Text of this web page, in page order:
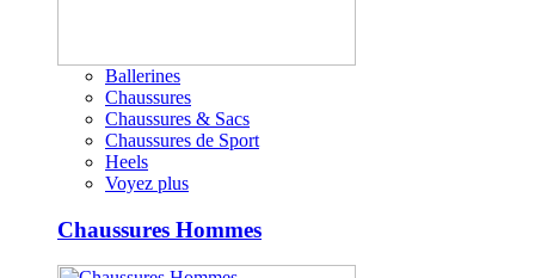
Ballerines
Chaussures
Chaussures & Sacs
Chaussures de Sport
Heels
Voyez plus
Chaussures Hommes